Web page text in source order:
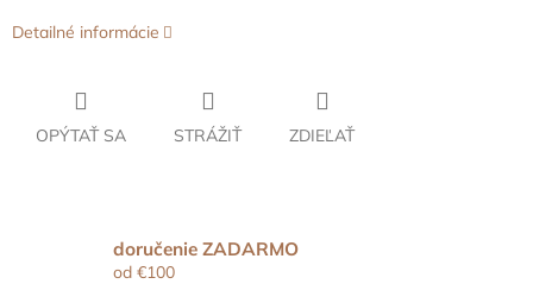
Detailné informácie
OPÝTAŤ SA STRÁŽIŤ ZDIEĽAŤ
doručenie ZADARMO
od €100